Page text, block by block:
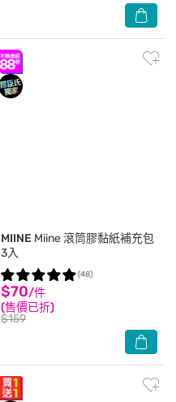
MIINE Miine 滾筒膠黏紙補充包
3入
$70/件
(售價已折)
$159
(48)